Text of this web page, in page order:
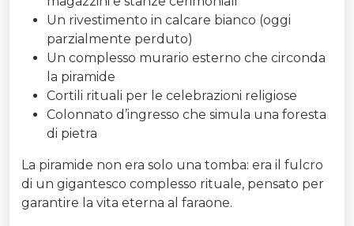
Un rivestimento in calcare bianco (oggi
parzialmente perduto)
Un complesso murario esterno che circonda
la piramide
Cortili rituali per le celebrazioni religiose
Colonnato d’ingresso che simula una foresta
di pietra
La piramide non era solo una tomba: era il fulcro
di un gigantesco complesso rituale, pensato per
garantire la vita eterna al faraone.